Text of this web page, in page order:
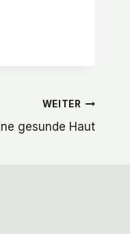
WEITER
gesunde Haut